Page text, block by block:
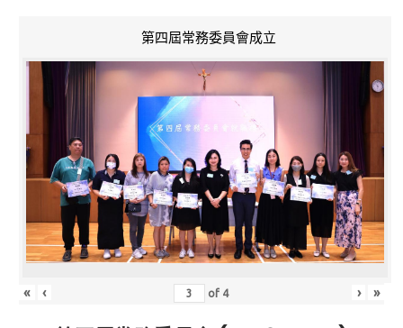
第四屆常務委員會成立
« ‹ of 4 › »